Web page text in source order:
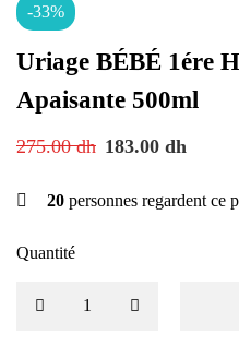
-33%
Uriage BÉBÉ 1ére
Apaisante 500ml
275.00dh 183.00 dh
20 personnes regardent ce
Quantité